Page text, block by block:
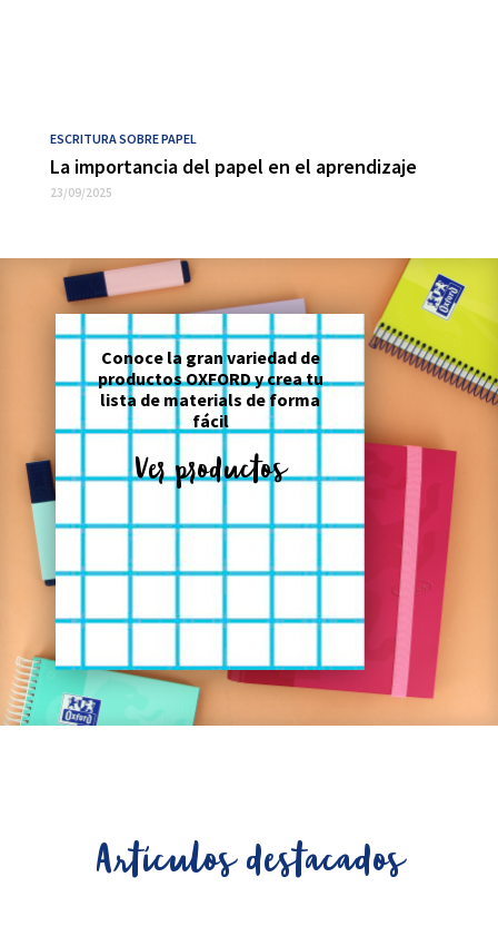
ESCRITURA SOBRE PAPEL
La importancia del papel en el aprendizaje
23/09/2025
Conoce la gran variedad de
productos OXFORD y crea tu
lista de materials de forma
fácil
Ver productos
Artículos destacados